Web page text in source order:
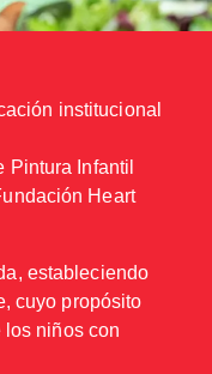
institucional
Pintura Infantil
Heart
estableciendo
cuyo propósito
niños con